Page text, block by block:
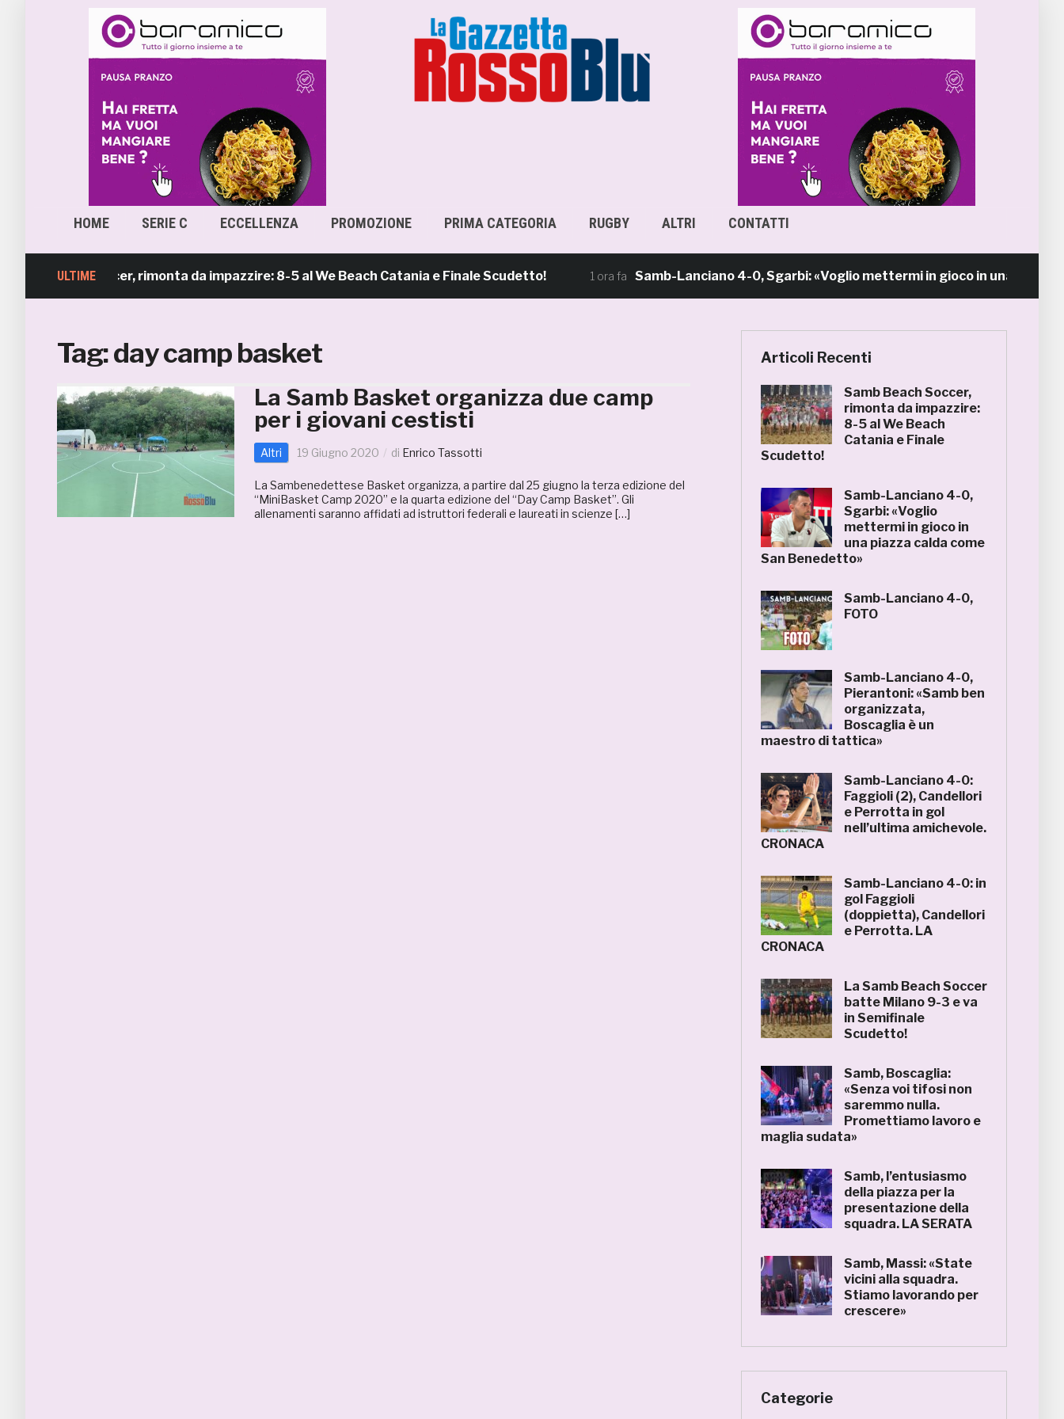
HOME SERIE C ECCELLENZA PROMOZIONE PRIMA CATEGORIA RUGBY ALTRI CONTATTI
ULTIME
Beach Soccer, rimonta da impazzire: 8-5 al We Beach Catania e Finale Scudetto! 1 ora fa Samb-Lanciano 4-0, Sgarbi: «Voglio mettermi in gioco in una piazza
Tag:day camp basket
La Samb Basket organizza due camp
per i giovani cestisti
Altri 19 Giugno 2020 di Enrico Tassotti
La Sambenedettese Basket organizza, a partire dal 25 giugno la terza edizione del
“MiniBasket Camp 2020” e la quarta edizione del “Day Camp Basket”. Gli
allenamenti saranno affidati ad istruttori federali e laureati in scienze […]
Articoli Recenti
Samb Beach Soccer,
rimonta da impazzire:
8-5 al We Beach
Catania e Finale
Scudetto!
Samb-Lanciano 4-0,
Sgarbi: «Voglio
mettermi in gioco in
una piazza calda come
San Benedetto»
Samb-Lanciano 4-0,
FOTO
Samb-Lanciano 4-0,
Pierantoni: «Samb ben
organizzata,
Boscaglia è un
maestro di tattica»
Samb-Lanciano 4-0:
Faggioli (2), Candellori
e Perrotta in gol
nell’ultima amichevole.
CRONACA
Samb-Lanciano 4-0: in
gol Faggioli
(doppietta), Candellori
e Perrotta. LA
CRONACA
La Samb Beach Soccer
batte Milano 9-3 e va
in Semifinale
Scudetto!
Samb, Boscaglia:
«Senza voi tifosi non
saremmo nulla.
Promettiamo lavoro e
maglia sudata»
Samb, l’entusiasmo
della piazza per la
presentazione della
squadra. LA SERATA
Samb, Massi: «State
vicini alla squadra.
Stiamo lavorando per
crescere»
Categorie